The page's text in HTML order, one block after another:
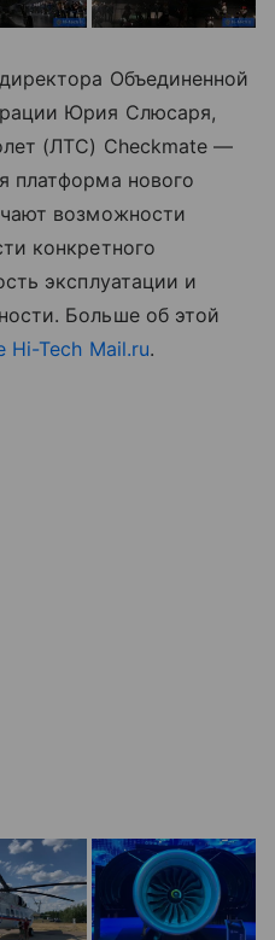
Объединенной
Юрия Слюсаря,
(ЛТС) Checkmate —
платформа нового
возможности
конкретного
эксплуатации и
Больше об этой
Hi-Tech Mail.ru.